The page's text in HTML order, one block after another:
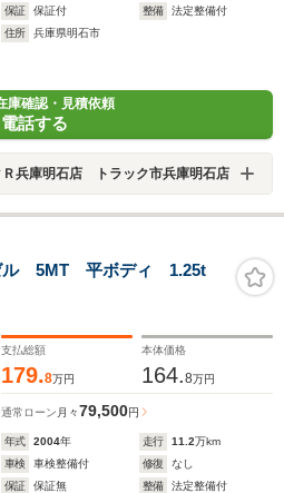
保証
保証付 整備
法定整備付
住所
兵庫県明石市
庫確認・見積依頼
電話する
兵庫明石店 トラック市兵庫明石店
ル 5MT 平ボディ 1.25t
支払総額
179.8万円
本体価格
164.8万円
通常ローン 月々79,500円
年式 2004年 走行 11.2万km
車検
車検整備付 修復
なし
保証
保証無 整備
法定整備付